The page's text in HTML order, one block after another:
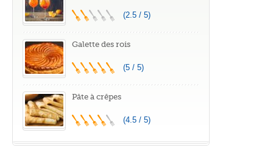
(2.5 / 5)
Galette des rois
(5 / 5)
Pâte à crêpes
(4.5 / 5)